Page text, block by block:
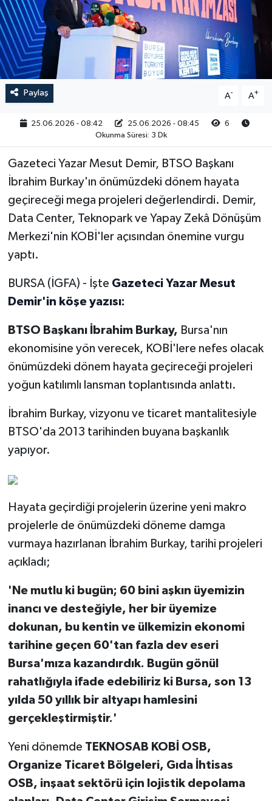
Paylaş A- A+
25.06.2026 - 08:42 25.06.2026 - 08:45
6
Okunma Süresi: 3 Dk
Gazeteci Yazar Mesut Demir, BTSO Başkanı
İbrahim Burkay'ın önümüzdeki dönem hayata
geçireceği mega projeleri değerlendirdi. Demir,
Data Center, Teknopark ve Yapay Zekâ Dönüşüm
Merkezi'nin KOBİ'ler açısından önemine vurgu
yaptı.
BURSA (İGFA) - İşte Gazeteci Yazar Mesut
Demir'in köşe yazısı:
BTSO Başkanı İbrahim Burkay, Bursa'nın
ekonomisine yön verecek, KOBİ'lere nefes olacak
önümüzdeki dönem hayata geçireceği projeleri
yoğun katılımlı lansman toplantısında anlattı.
İbrahim Burkay, vizyonu ve ticaret mantalitesiyle
BTSO'da 2013 tarihinden buyana başkanlık
yapıyor.
Hayata geçirdiği projelerin üzerine yeni makro
projelerle de önümüzdeki döneme damga
vurmaya hazırlanan İbrahim Burkay, tarihi projeleri
açıkladı;
'Ne mutlu ki bugün; 60 bini aşkın üyemizin
inancı ve desteğiyle, her bir üyemize
dokunan, bu kentin ve ülkemizin ekonomi
tarihine geçen 60'tan fazla dev eseri
Bursa'mıza kazandırdık. Bugün gönül
rahatlığıyla ifade edebiliriz ki Bursa, son 13
yılda 50 yıllık bir altyapı hamlesini
gerçekleştirmiştir.'
Yeni dönemde TEKNOSAB KOBİ OSB,
Organize Ticaret Bölgeleri, Gıda İhtisas
OSB, inşaat sektörü için lojistik depolama
RESMİ İLAN